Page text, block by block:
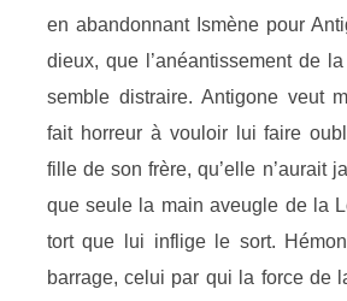
en abandonnant Ismène pour
dieux, que l’anéantissement de
semble distraire. Antigone veut
fait horreur à vouloir lui faire
fille de son frère, qu’elle n’aurait
que seule la main aveugle de la
tort que lui inflige le sort.
barrage, celui par qui la force de